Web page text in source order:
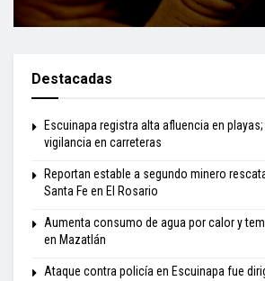
Destacadas
Escuinapa registra alta afluencia en
vigilancia en carreteras
Reportan estable a segundo minero
Santa Fe en El Rosario
Aumenta consumo de agua por calor y
en Mazatlán
Ataque contra policía en Escuinapa fue